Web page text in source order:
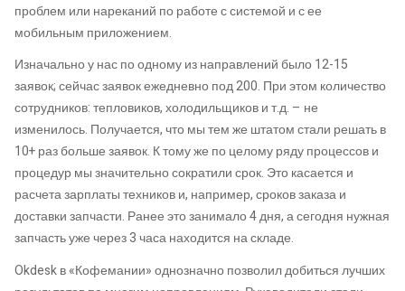
проблем или нареканий по работе с системой и с ее
мобильным приложением.
Изначально у нас по одному из направлений было 12-15
заявок; сейчас заявок ежедневно под 200. При этом количество
сотрудников: тепловиков, холодильщиков и т.д. – не
изменилось. Получается, что мы тем же штатом стали решать в
10+ раз больше заявок. К тому же по целому ряду процессов и
процедур мы значительно сократили срок. Это касается и
расчета зарплаты техников и, например, сроков заказа и
доставки запчасти. Ранее это занимало 4 дня, а сегодня нужная
запчасть уже через 3 часа находится на складе.
Okdesk в «Кофемании» однозначно позволил добиться лучших